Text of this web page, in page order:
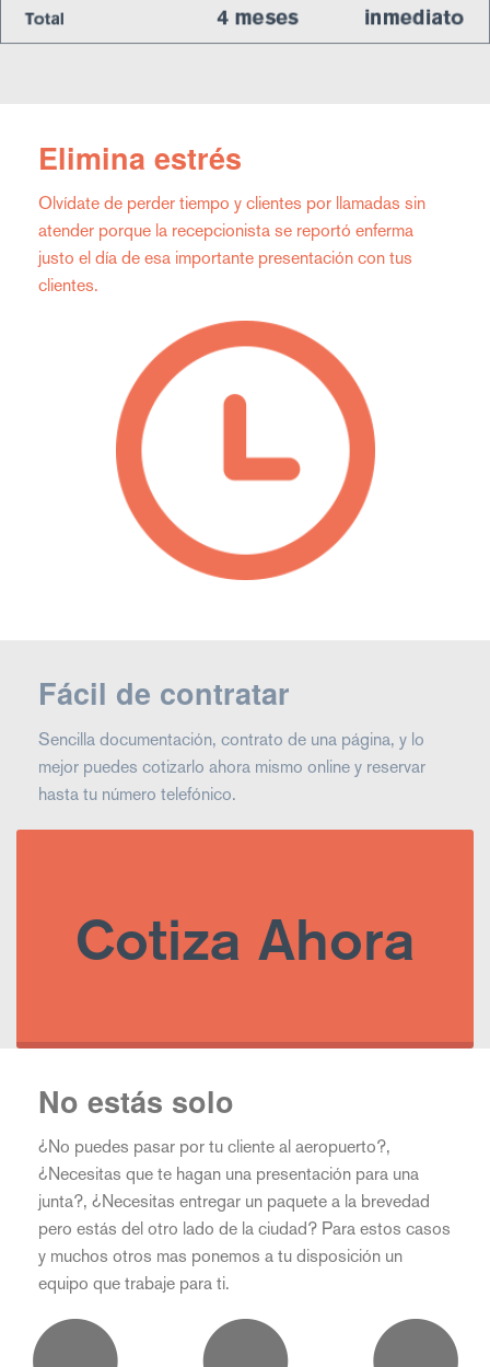
Elimina estrés
Olvídate de perder tiempo y clientes por llamadas sin
atender porque la recepcionista se reportó enferma
justo el día de esa importante presentación con tus
clientes.
Fácil de contratar
Sencilla documentación, contrato de una página, y lo
mejor puedes cotizarlo ahora mismo online y reservar
hasta tu número telefónico.
Cotiza Ahora
No estás solo
¿No puedes pasar por tu cliente al aeropuerto?,
¿Necesitas que te hagan una presentación para una
junta?, ¿Necesitas entregar un paquete a la brevedad
pero estás del otro lado de la ciudad? Para estos casos
y muchos otros mas ponemos a tu disposición un
equipo que trabaje para ti.